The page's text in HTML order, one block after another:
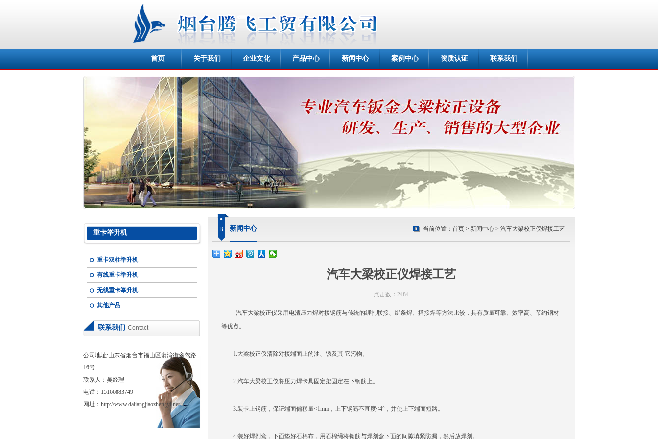
首页 关于我们 企业文化 产品中心 新闻中心 案例中心 资质认证 联系我们
重卡举升机
重卡双柱举升机
有线重卡举升机
无线重卡举升机
其他产品
联系我们 Contact
公司地址:山东省烟台市福山区蒲湾街銮驾路
16号
联系人：吴经理
电话：15166883749
网址： http://www.daliangjiaozhengyi.net
B 新闻中心 当前位置： 首页> 新闻中心> 汽车大梁校正仪焊接工艺
汽车大梁校正仪焊接工艺
点击数：2484
汽车大梁校正仪采用电渣压力焊对接钢筋与传统的绑扎联接、绑条焊、搭接焊等方法比较，具有质量可靠、效率高、节约钢材
等优点。
1.大梁校正仪清除对接端面上的油、锈及其 它污物。
2.汽车大梁校正仪将压力焊卡具固定架固定在下钢筋上。
3.装卡上钢筋，保证端面偏移量<1mm，上下钢筋不直度<4°，并使上下端面短路。
4.装好焊剂盒，下面垫好石棉布，用石棉绳将钢筋与焊剂盒下面的间隙填紧防漏，然后放焊剂。